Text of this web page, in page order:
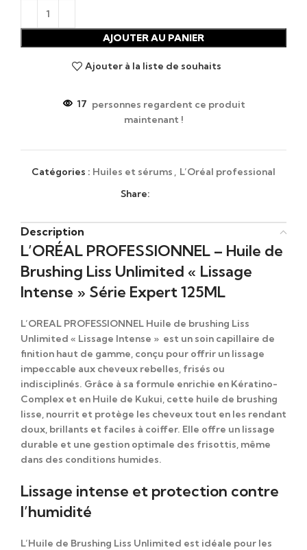
AJOUTER AU PANIER
Ajouter à la liste de souhaits
17 personnes regardent ce produit
maintenant !
Catégories : Huiles et sérums
L’Oréal professional
Share:
Description
L’ORÉAL PROFESSIONNEL – Huile de
Brushing Liss Unlimited « Lissage
Intense » Série Expert 125ML
L’OREAL PROFESSIONNEL Huile de brushing Liss
Unlimited « Lissage Intense » est un soin capillaire de
finition haut de gamme, conçu pour offrir un lissage
impeccable aux cheveux rebelles, frisés ou
indisciplinés. Grâce à sa formule enrichie en Kératino-
Complex et en Huile de Kukui , cette huile de brushing
lisse, nourrit et protège les cheveux tout en les rendant
doux, brillants et faciles à coiffer. Elle offre un lissage
durable et une gestion optimale des frisottis, même
dans des conditions humides.
Lissage intense et protection contre
l’humidité
L’Huile de Brushing Liss Unlimited est idéale pour les